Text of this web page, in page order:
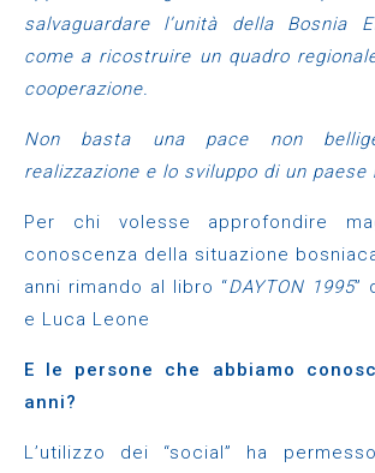
salvaguardare l’unità della Bosnia
come a ricostruire un quadro
cooperazione.
Non basta una pace non
realizzazione e lo sviluppo di un paese
Per chi volesse approfondire
conoscenza della situazione
anni rimando al libro “DAYTON 1995”
e Luca Leone
E le persone che abbiamo
anni?
L’utilizzo dei “social” ha